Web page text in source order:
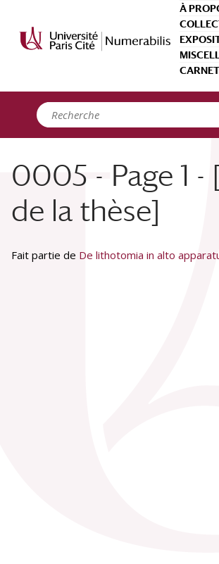
À
0005 - Page 1
de la thèse]
Fait partie de De lithotomia in alto